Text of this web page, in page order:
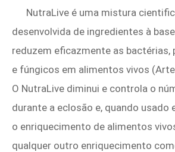
NutraLive é uma mistura
desenvolvida de ingredientes à
reduzem eficazmente as bactérias,
e fúngicos em alimentos vivos
O NutraLive diminui e controla o
durante a eclosão e, quando usado
o enriquecimento de alimentos
qualquer outro enriquecimento